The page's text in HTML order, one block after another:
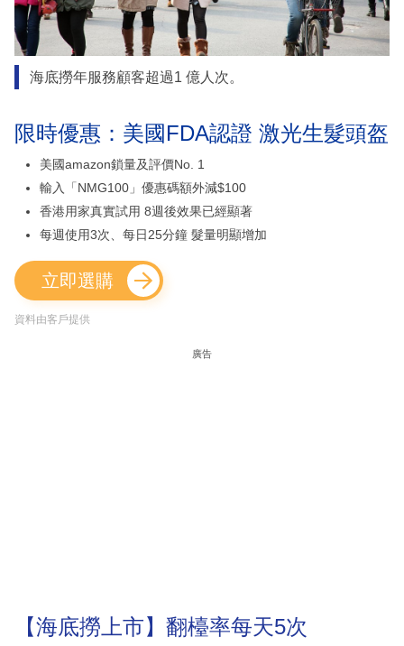
海底撈年服務顧客超過1 億人次。
限時優惠：美國FDA認證 激光生髮頭盔
美國amazon鎖量及評價No. 1
輸入「NMG100」優惠碼額外減$100
香港用家真實試用 8週後效果已經顯著
每週使用3次、每日25分鐘 髮量明顯增加
立即選購
資料由客戶提供
廣告
【海底撈上市】翻檯率每天5次